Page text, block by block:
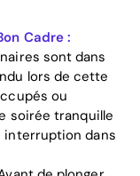
Cadre :
sont dans
lors de cette
ou
soirée tranquille
interruption dans